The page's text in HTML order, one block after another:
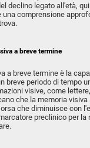
declino legato all'età,
una comprensione
a breve termine
a breve termine è la
breve periodo di tempo
visive, come
che la memoria visiva
che diminuisce con
preclinico per la